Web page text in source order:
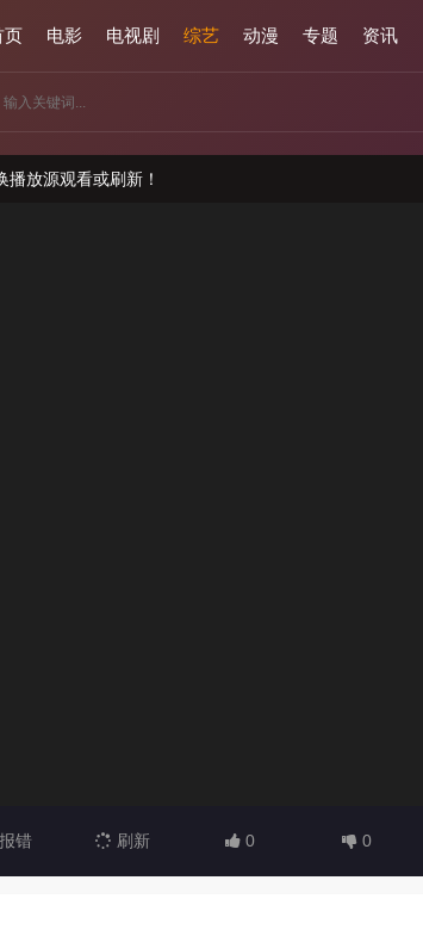
页 电影 电视剧 综艺 动漫 专题 资讯
放源观看或刷新！
报错 刷新 0 0